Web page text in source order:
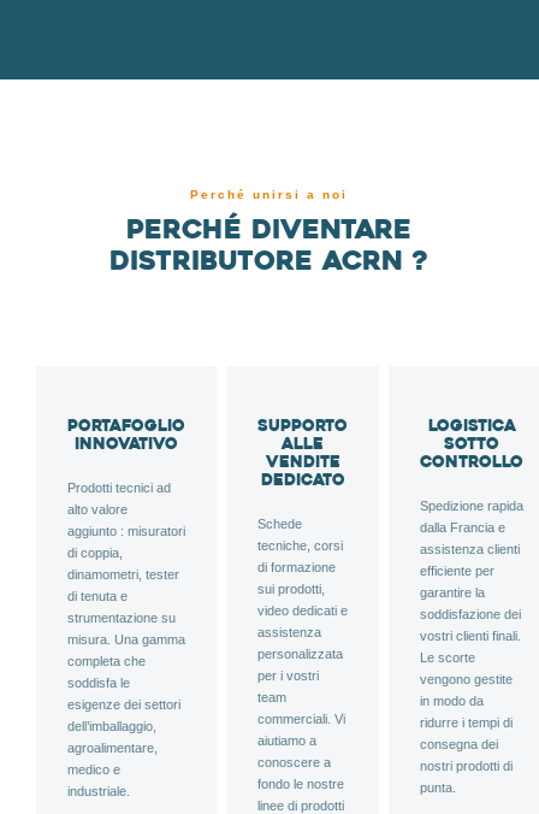
Perché unirsi a noi
Perché diventare
distributore ACRN ?
Portafoglio
innovativo
Prodotti tecnici ad
alto valore
aggiunto : misuratori
di coppia,
dinamometri, tester
di tenuta e
strumentazione su
misura. Una gamma
completa che
soddisfa le
esigenze dei settori
dell’imballaggio,
agroalimentare,
medico e
industriale.
Supporto
alle
vendite
dedicato
Schede
tecniche, corsi
di formazione
sui prodotti,
video dedicati e
assistenza
personalizzata
per i vostri
team
commerciali. Vi
aiutiamo a
conoscere a
fondo le nostre
linee di prodotti
Logistica
sotto
controllo
Spedizione rapida
dalla Francia e
assistenza clienti
efficiente per
garantire la
soddisfazione dei
vostri clienti finali.
Le scorte
vengono gestite
in modo da
ridurre i tempi di
consegna dei
nostri prodotti di
punta.